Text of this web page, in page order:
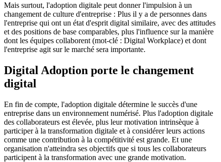
Mais surtout, l'adoption digitale peut donner l'impulsion à un
changement de culture d'entreprise : Plus il y a de personnes dans
l'entreprise qui ont un état d'esprit digital similaire, avec des attitudes
et des positions de base comparables, plus l'influence sur la manière
dont les équipes collaborent (mot-clé : Digital Workplace) et dont
l'entreprise agit sur le marché sera importante.
Digital Adoption porte le changement
digital
En fin de compte, l'adoption digitale détermine le succès d'une
entreprise dans un environnement numérisé. Plus l'adoption digitale
des collaborateurs est élevée, plus leur motivation intrinsèque à
participer à la transformation digitale et à considérer leurs actions
comme une contribution à la compétitivité est grande. Et une
organisation n'atteindra ses objectifs que si tous les collaborateurs
participent à la transformation avec une grande motivation.